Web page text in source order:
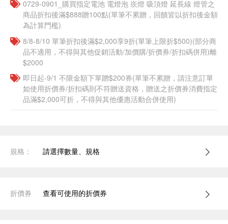
0729-0901_購買指定電池 電燈泡 崁燈 吸頂燈 延長線 燈管之
商品折扣後滿$888贈100點(單筆不累贈，回饋皆以折扣後金額
為計算門檻)
8/8-8/10 單筆折扣後滿$2,000享9折(單筆上限折$500)(部分商
品不適用，不得與其他促銷活動/加價購/折價券/折扣碼併用)離
$2000
即日起-9/1 不限金額下單贈$200券(單筆不累贈，請注意訂單
如使用折價券/折扣碼則不符贈送資格，贈送之折價券消費指定
品滿$2,000可折，不得與其他優惠活動合併使用)
規格： 請選擇數量、規格
折價券 查看可使用的折價券